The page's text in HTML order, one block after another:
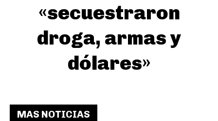
«secuestraron
droga, armas y
dólares»
MAS NOTICIAS